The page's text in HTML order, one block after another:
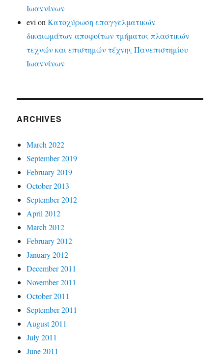
Ιωαννίνων
evi onΚατοχύρωση επαγγελματικών
δικαιωμάτων αποφοίτων τμήματος πλαστικών
τεχνών και επιστημών τέχνης Πανεπιστημίου
Ιωαννίνων
ARCHIVES
March 2022
September 2019
February 2019
October 2013
September 2012
April 2012
March 2012
February 2012
January 2012
December 2011
November 2011
October 2011
September 2011
August 2011
July 2011
June 2011